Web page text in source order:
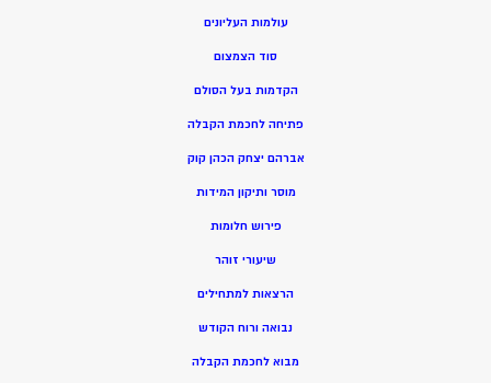
עולמות העליונים
סוד הצמצום
הקדמות בעל הסולם
פתיחה לחכמת הקבלה
אברהם יצחק הכהן קוק
מוסר ותיקון המידות
פירוש חלומות
שיעורי זוהר
הרצאות למתחילים
נבואה ורוח הקודש
מבוא לחכמת הקבלה